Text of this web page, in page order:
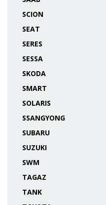
SCION
SEAT
SERES
SESSA
SKODA
SMART
SOLARIS
SSANGYONG
SUBARU
SUZUKI
SWM
TAGAZ
TANK